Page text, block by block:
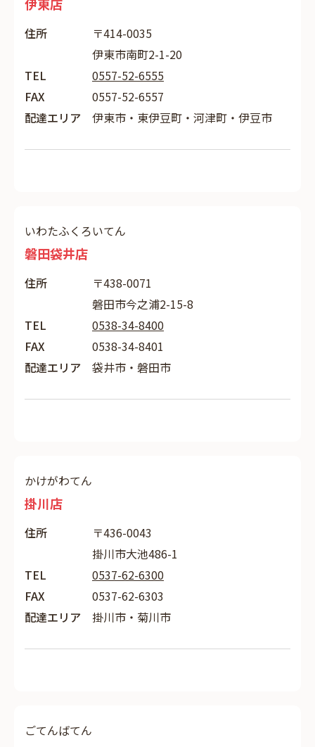
住所
〒414-0035
伊東市南町2-1-20
TEL
0557-52-6555
FAX
0557-52-6557
配達エリア
伊東市・東伊豆町・河津町・伊豆市
いわたふくろいてん
磐田袋井店
住所
〒438-0071
磐田市今之浦2-15-8
TEL
0538-34-8400
FAX
0538-34-8401
配達エリア
袋井市・磐田市
かけがわてん
掛川店
住所
〒436-0043
掛川市大池486-1
TEL
0537-62-6300
FAX
0537-62-6303
配達エリア
掛川市・菊川市
ごてんばてん